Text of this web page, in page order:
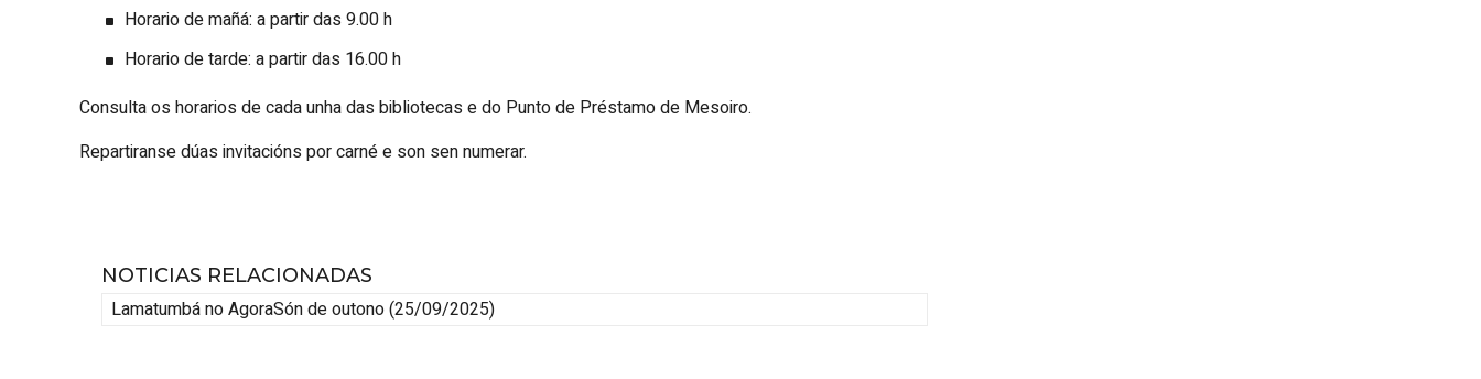
Horario de mañá: a partir das 9.00 h
Horario de tarde: a partir das 16.00 h
Consulta os horarios de cada unha das bibliotecas e do Punto de Préstamo de Mesoiro.
Repartiranse dúas invitacións por carné e son sen numerar.
NOTICIAS RELACIONADAS
Lamatumbá no AgoraSón de outono(25/09/2025)